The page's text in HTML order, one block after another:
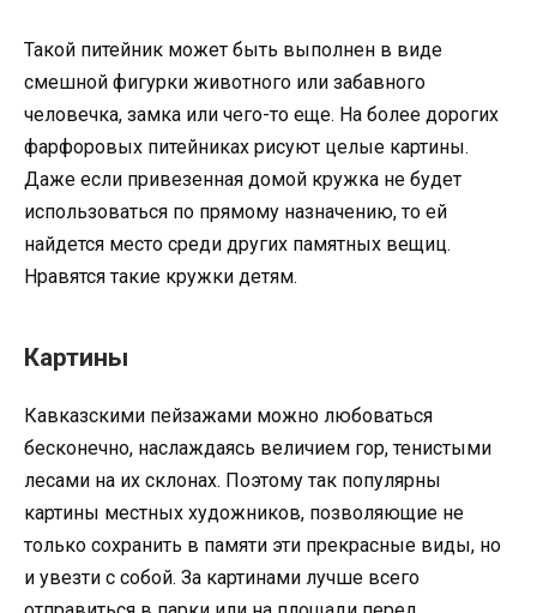
Такой питейник может быть выполнен в виде
смешной фигурки животного или забавного
человечка, замка или чего-то еще. На более дорогих
фарфоровых питейниках рисуют целые картины.
Даже если привезенная домой кружка не будет
использоваться по прямому назначению, то ей
найдется место среди других памятных вещиц.
Нравятся такие кружки детям.
Картины
Кавказскими пейзажами можно любоваться
бесконечно, наслаждаясь величием гор, тенистыми
лесами на их склонах. Поэтому так популярны
картины местных художников, позволяющие не
только сохранить в памяти эти прекрасные виды, но
и увезти с собой. За картинами лучше всего